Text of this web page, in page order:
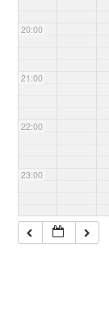
20:00
21:00
22:00
23:00